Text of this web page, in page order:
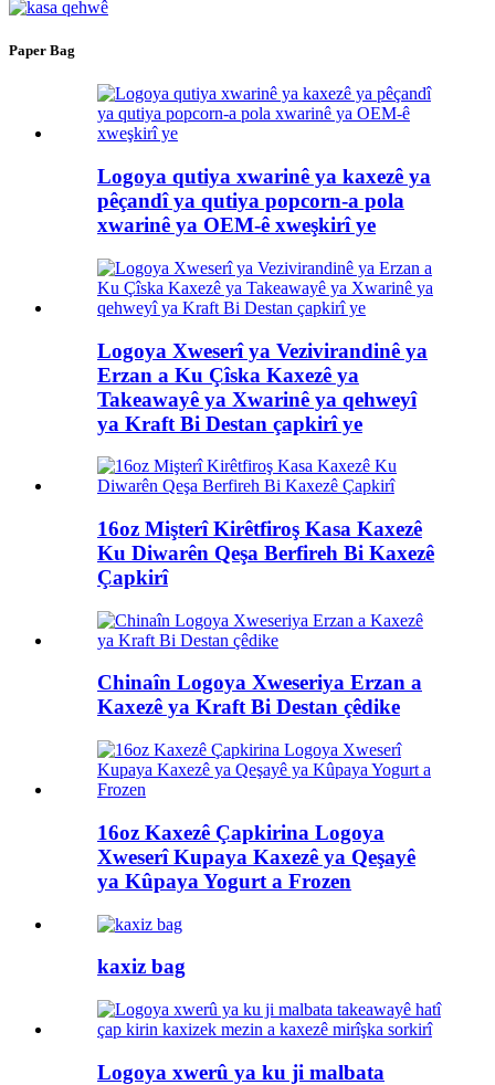
Paper Bag
Logoya qutiya xwarinê ya kaxezê ya
pêçandî ya qutiya popcorn-a pola
xwarinê ya OEM-ê xweşkirî ye
Logoya Xweserî ya Vezivirandinê ya
Erzan a Ku Çîska Kaxezê ya
Takeawayê ya Xwarinê ya qehweyî
ya Kraft Bi Destan çapkirî ye
16oz Mişterî Kirêtfiroş Kasa Kaxezê
Ku Diwarên Qeşa Berfireh Bi Kaxezê
Çapkirî
Chinaîn Logoya Xweseriya Erzan a
Kaxezê ya Kraft Bi Destan çêdike
16oz Kaxezê Çapkirina Logoya
Xweserî Kupaya Kaxezê ya Qeşayê
ya Kûpaya Yogurt a Frozen
kaxiz bag
Logoya xwerû ya ku ji malbata